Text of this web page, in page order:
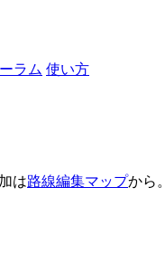
ラム 使い方
は路線編集マップから。